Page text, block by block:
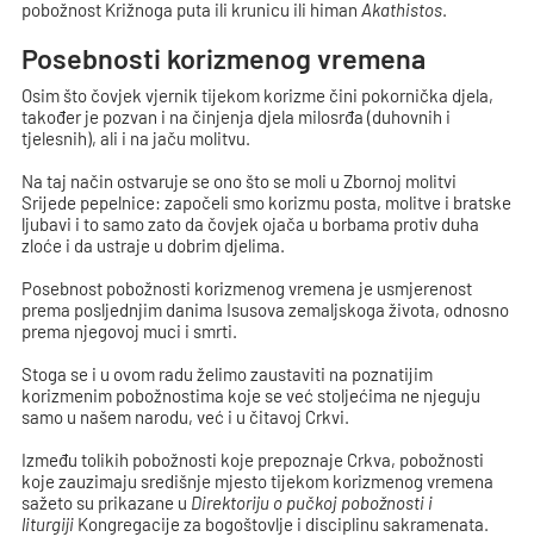
pobožnost Križnoga puta ili krunicu ili himanAkathistos.
Posebnosti korizmenog vremena
Osim što čovjek vjernik tijekom korizme čini pokornička djela,
također je pozvan i na činjenja djela milosrđa (duhovnih i
tjelesnih), ali i na jaču molitvu.
Na taj način ostvaruje se ono što se moli u Zbornoj molitvi
Srijede pepelnice: započeli smo korizmu posta, molitve i bratske
ljubavi i to samo zato da čovjek ojača u borbama protiv duha
zloće i da ustraje u dobrim djelima.
Posebnost pobožnosti korizmenog vremena je usmjerenost
prema posljednjim danima Isusova zemaljskoga života, odnosno
prema njegovoj muci i smrti.
Stoga se i u ovom radu želimo zaustaviti na poznatijim
korizmenim pobožnostima koje se već stoljećima ne njeguju
samo u našem narodu, već i u čitavoj Crkvi.
Između tolikih pobožnosti koje prepoznaje Crkva, pobožnosti
koje zauzimaju središnje mjesto tijekom korizmenog vremena
sažeto su prikazane u Direktoriju o pučkoj pobožnosti i
liturgiji Kongregacije za bogoštovlje i disciplinu sakramenata.